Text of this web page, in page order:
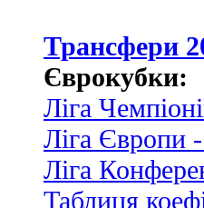
Трансфери
Єврокубки:
Ліга
Ліга Європи
Ліга
Таблиця